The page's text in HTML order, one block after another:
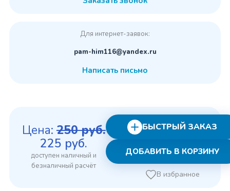
Для интернет-заявок:
pam-him116@yandex.ru
Написать письмо
Цена: 250руб.
Первоначальная
цена
составляла
225 руб. Текущая
цена:
225 руб..
ДОБАВИТЬ В КОРЗИНУ
БЫСТРЫЙ ЗАКАЗ
В избранное